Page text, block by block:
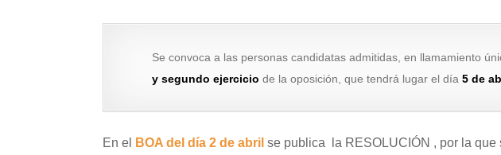
Se convoca a las personas candidatas admitidas, en llamamiento
y segundo ejercicio de la oposición, que tendrá lugar el día5 de
En el BOA del día 2 de abril se publica la RESOLUCIÓN , por la